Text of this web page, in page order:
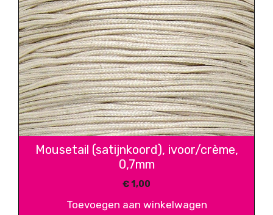
Mousetail (satijnkoord), ivoor/crème,
0,7mm
€1,00
Toevoegen aan winkelwagen